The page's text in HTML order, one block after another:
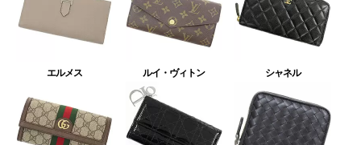
エルメス ルイ・ヴィトン シャネル